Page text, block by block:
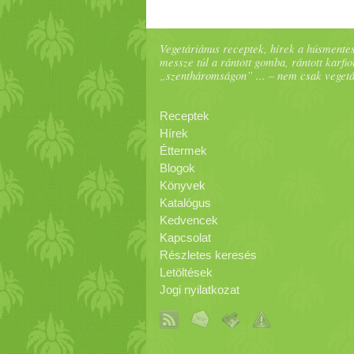
Vegetáriánus receptek, hírek a
messze túl a rántott gomba, rántott
„szentháromságon” ... – nem csak
Receptek
Hírek
Éttermek
Blogok
Könyvek
Katalógus
Kedvencek
Kapcsolat
Részletes keresés
Letöltések
Jogi nyilatkozat